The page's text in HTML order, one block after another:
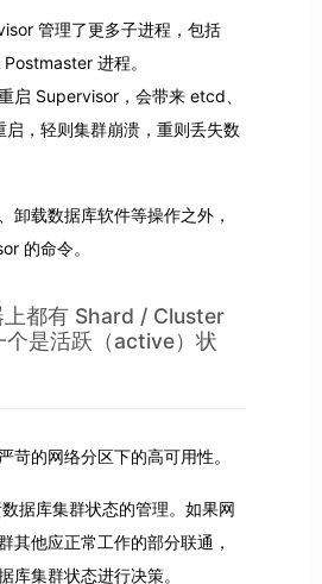
管理了更多子进程，包括
进程。
启 Supervisor，会带来 etcd、
，轻则集群崩溃，重则丢失数
卸载数据库软件等操作之外，
的命令。
都有 Shard / Cluster
个是活跃（active）状
苛的网络分区下的高可用性。
据库集群状态的管理。如果网
其他应正常工作的部分联通，
库集群状态进行决策。